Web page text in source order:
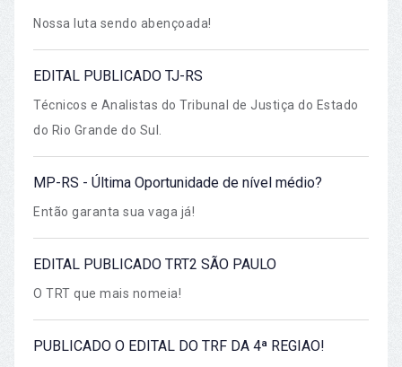
Nossa luta sendo abençoada!
EDITAL PUBLICADO TJ-RS
Técnicos e Analistas do Tribunal de Justiça do Estado
do Rio Grande do Sul.
MP-RS - Última Oportunidade de nível médio?
Então garanta sua vaga já!
EDITAL PUBLICADO TRT2 SÃO PAULO
O TRT que mais nomeia!
PUBLICADO O EDITAL DO TRF DA 4ª REGIAO!